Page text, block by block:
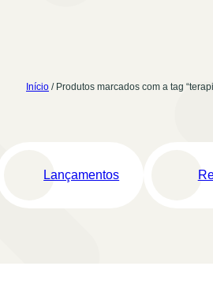
Início / Produtos marcados com a tag
Lançamentos